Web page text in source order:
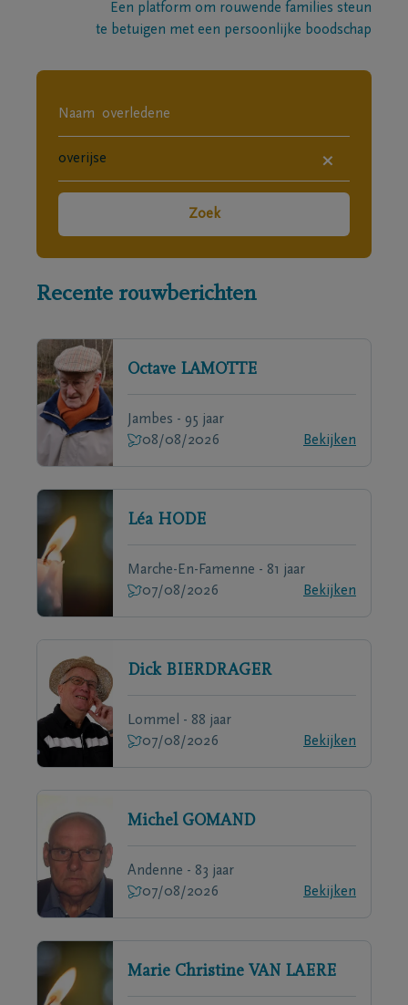
Een platform om rouwende families steun
te betuigen met een persoonlijke boodschap
×
Zoek
Recente rouwberichten
Octave LAMOTTE
Jambes - 95 jaar
08/08/2026
Bekijken
Léa HODE
Marche-En-Famenne - 81 jaar
07/08/2026
Bekijken
Dick BIERDRAGER
Lommel - 88 jaar
07/08/2026
Bekijken
Michel GOMAND
Andenne - 83 jaar
07/08/2026
Bekijken
Marie Christine VAN LAERE